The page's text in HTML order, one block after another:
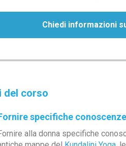
Chiedi informazioni
del corso
specifiche
alla donna specifiche